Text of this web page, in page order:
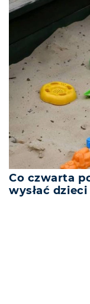
Co czwarta
wysłać